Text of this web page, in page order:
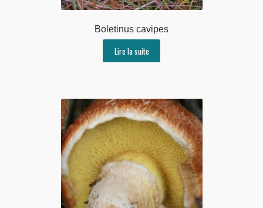
Boletinus cavipes
Lire la suite